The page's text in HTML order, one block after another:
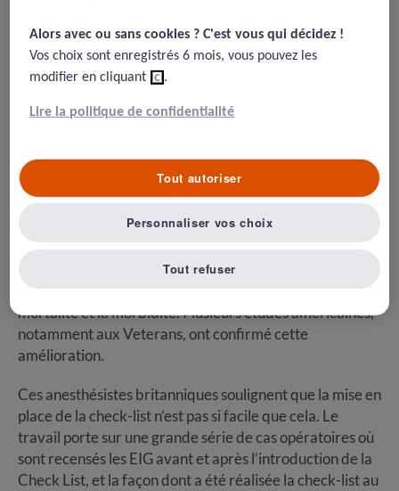
Walker, I. A., S. Reshamwalla, et I. H. Wilson. « Surgical Safety
Checklists: Do They Improve Outcomes? »
o . 1 (janvier 7, 2012): 47–54
Résumé
L’utilisation de la check-list chirurgicale de l’OMS a pour
but d’améliorer la communication au sein de l’équipe, de
vérifier des points importants pour la sécurité du
patient, et par voie de conséquence, d’améliorer la
mortalité et la morbidité. Plusieurs études américaines,
notamment aux Veterans, ont confirmé cette
amélioration.
Ces anesthésistes britanniques soulignent que la mise en
place de la check-list n’est pas si facile que cela. Le
travail porte sur une grande série de cas opératoires où
sont recensés les EIG avant et après l’introduction de la
Check List, et la façon dont a été réalisée la check-list au
Alors avec ou sans cookies ? C'est vous qui décidez !​
Vos choix sont enregistrés 6 mois, vous pouvez les
modifier en cliquant ici.
Lire la politique de confidentialité
Tout refuser
Tout autoriser
Personnaliser vos choix